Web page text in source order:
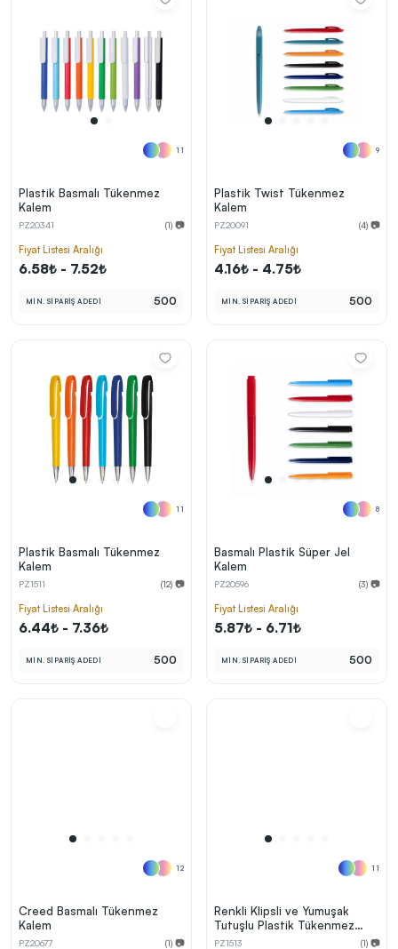
11
Plastik Basmalı Tükenmez
Kalem
PZ20341 (1) 📷
Fiyat Listesi Aralığı
6.58₺ - 7.52₺
MİN. SİPARİŞ ADEDİ 500
9
Plastik Twist Tükenmez
Kalem
PZ20091 (4) 📷
Fiyat Listesi Aralığı
4.16₺ - 4.75₺
MİN. SİPARİŞ ADEDİ 500
11
Plastik Basmalı Tükenmez
Kalem
PZ1511 (12) 📷
Fiyat Listesi Aralığı
6.44₺ - 7.36₺
MİN. SİPARİŞ ADEDİ 500
8
Basmalı Plastik Süper Jel
Kalem
PZ20596 (3) 📷
Fiyat Listesi Aralığı
5.87₺ - 6.71₺
MİN. SİPARİŞ ADEDİ 500
12
Creed Basmalı Tükenmez
Kalem
PZ20677 (1) 📷
11
Renkli Klipsli ve Yumuşak
Tutuşlu Plastik Tükenmez
Kalem
PZ1513 (1) 📷